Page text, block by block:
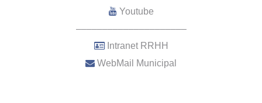
Youtube
–––––––––––––––––––––
Intranet RRHH
WebMail Municipal